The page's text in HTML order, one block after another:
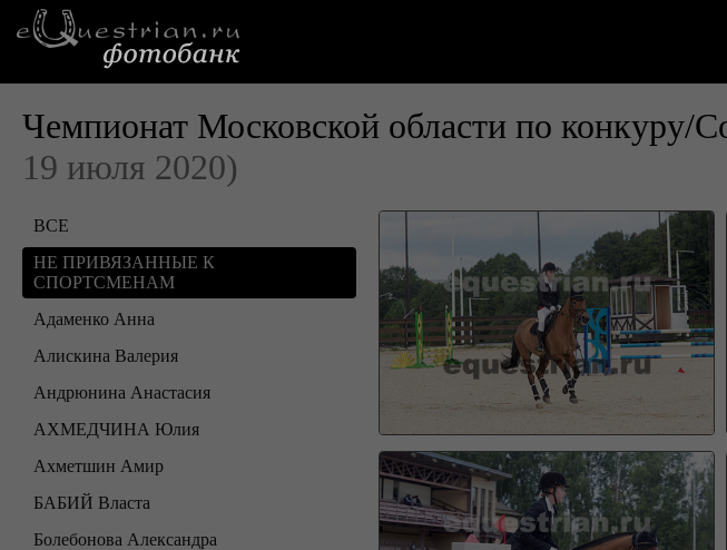
Чемпионат Московской области по
19 июля 2020)
ВСЕ
НЕ ПРИВЯЗАННЫЕ К
СПОРТСМЕНАМ
Адаменко Анна
Алискина Валерия
Андрюнина Анастасия
АХМЕДЧИНА Юлия
Ахметшин Амир
БАБИЙ Власта
Болебонова Александра